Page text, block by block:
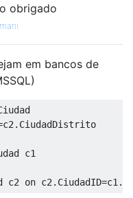
obrigado
em bancos de
c2 . CiudadDistrito
c1
c2 on c2 . CiudadID=c1 .